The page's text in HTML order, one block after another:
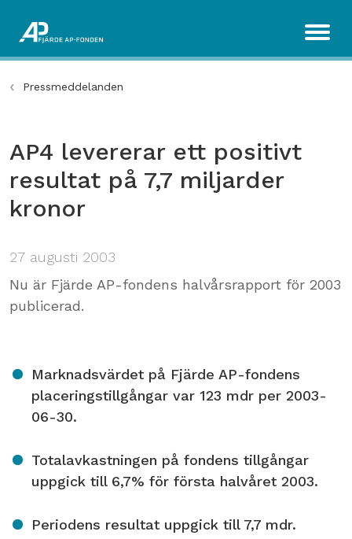
Pressmeddelanden
AP4 levererar ett positivt
resultat på 7,7 miljarder
kronor
27 augusti 2003
Nu är Fjärde AP-fondens halvårsrapport för 2003
publicerad.
Marknadsvärdet på Fjärde AP-fondens
placeringstillgångar var 123 mdr per 2003-
06-30.
Totalavkastningen på fondens tillgångar
uppgick till 6,7% för första halvåret 2003.
Periodens resultat uppgick till 7,7 mdr.